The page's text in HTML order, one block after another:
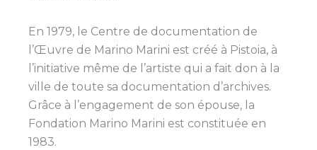
En 1979, le Centre de documentation de
l’Œuvre de Marino Marini est créé à Pistoia, à
l’initiative même de l’artiste qui a fait don à la
ville de toute sa documentation d’archives.
Grâce à l’engagement de son épouse, la
Fondation Marino Marini est constituée en
1983.